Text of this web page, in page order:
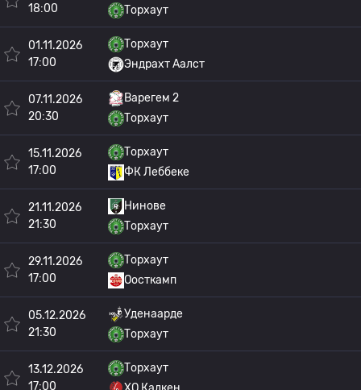
18:00
Торхаут
01.11.2026
17:00
Торхаут
Эндрахт Аалст
07.11.2026
20:30
Варегем 2
Торхаут
15.11.2026
17:00
Торхаут
ФК Леббеке
21.11.2026
21:30
Нинове
Торхаут
29.11.2026
17:00
Торхаут
Оосткамп
05.12.2026
21:30
Уденаарде
Торхаут
13.12.2026
17:00
Торхаут